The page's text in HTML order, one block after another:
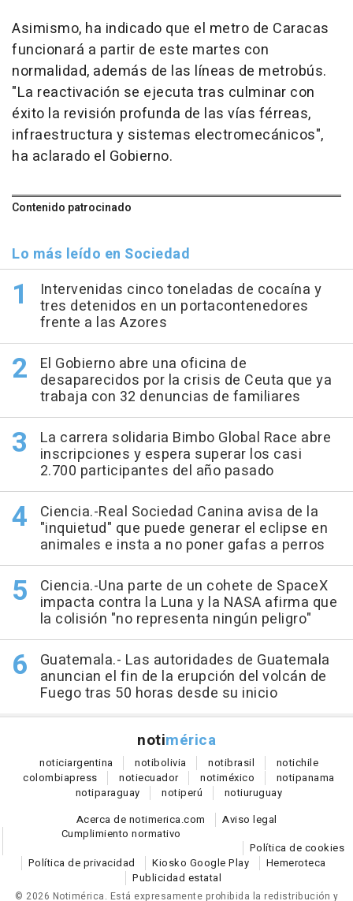
Asimismo, ha indicado que el metro de Caracas
funcionará a partir de este martes con
normalidad, además de las líneas de metrobús.
"La reactivación se ejecuta tras culminar con
éxito la revisión profunda de las vías férreas,
infraestructura y sistemas electromecánicos",
ha aclarado el Gobierno.
Contenido patrocinado
Lo más leído en Sociedad
Intervenidas cinco toneladas de cocaína y
tres detenidos en un portacontenedores
frente a las Azores
El Gobierno abre una oficina de
desaparecidos por la crisis de Ceuta que ya
trabaja con 32 denuncias de familiares
La carrera solidaria Bimbo Global Race abre
inscripciones y espera superar los casi
2.700 participantes del año pasado
Ciencia.-Real Sociedad Canina avisa de la
"inquietud" que puede generar el eclipse en
animales e insta a no poner gafas a perros
Ciencia.-Una parte de un cohete de SpaceX
impacta contra la Luna y la NASA afirma que
la colisión "no representa ningún peligro"
Guatemala.- Las autoridades de Guatemala
anuncian el fin de la erupción del volcán de
Fuego tras 50 horas desde su inicio
notimérica
noticiargentina notibolivia notibrasil notichile
colombiapress notiecuador notiméxico notipanama
notiparaguay notiperú notiuruguay
Acerca de notimerica.com
Aviso legal
Cumplimiento normativo
Política de cookies
Política de privacidad
Kiosko Google Play
Hemeroteca
Publicidad estatal
© 2026 Notimérica. Está expresamente prohibida la redistribución y